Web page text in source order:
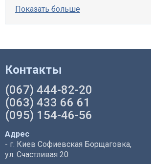
Показать больше
Контакты
(067) 444-82-20
(063) 433 66 61
(095) 154-46-56
Адрес
- г. Киев Софиевская Борщаговка,
ул. Счастливая 20